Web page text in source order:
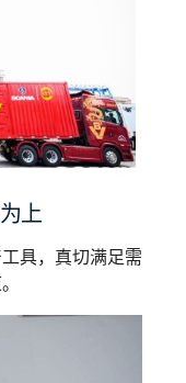
上
具，真切满足需